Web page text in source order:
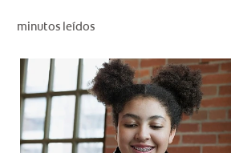
minutos leídos